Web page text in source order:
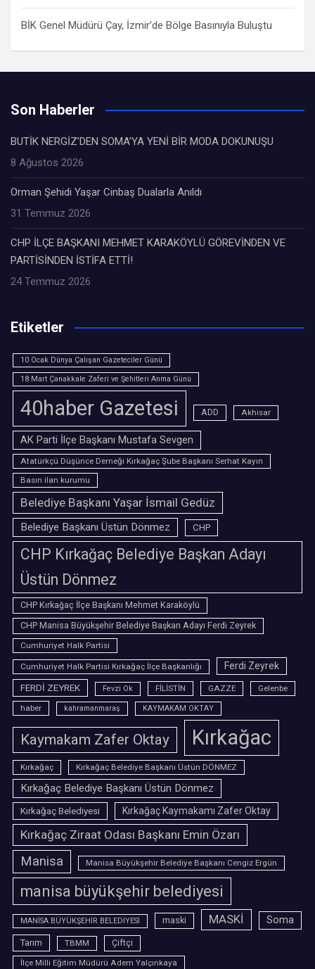
BİK Genel Müdürü Çay, İzmir’de Bölge Basınıyla Buluştu
Son Haberler
BUTİK NERGİZ’DEN SOMA’YA YENİ BİR MODA DOKUNUŞU
8 Ağustos 2026
Orman Şehidi Yaşar Cinbaş Dualarla Anıldı
31 Temmuz 2026
CHP İLÇE BAŞKANI MEHMET KARAKÖYLÜ GÖREVİNDEN VE
PARTİSİNDEN İSTİFA ETTİ!
24 Temmuz 2026
Etiketler
10 Ocak Dünya Çalışan Gazeteciler Günü
18 Mart Çanakkale Zaferi ve Şehitleri Anma Günü
40haber Gazetesi ADD Akhisar
AK Parti İlçe Başkanı Mustafa Sevgen
Atatürkçü Düşünce Derneği Kırkağaç Şube Başkanı Serhat Kayın
Basın ilan kurumu
Belediye Başkanı Yaşar İsmail Gedüz
Belediye Başkanı Üstün Dönmez CHP
CHP Kırkağaç Belediye Başkan Adayı
Üstün Dönmez
CHP Kırkağaç İlçe Başkanı Mehmet Karaköylü
CHP Manisa Büyükşehir Belediye Başkan Adayı Ferdi Zeyrek
Cumhuriyet Halk Partisi
Cumhuriyet Halk Partisi Kırkağaç İlçe Başkanlığı
Ferdi Zeyrek
FERDİ ZEYREK
Fevzi Ok FİLİSTİN GAZZE
Gelenbe
haber
kahramanmaraş KAYMAKAM OKTAY
Kaymakam Zafer Oktay Kırkağac
Kırkağaç Kırkağaç Belediye Başkanı Üstün DÖNMEZ
Kırkağaç Belediye Başkanı Üstün Dönmez
Kırkağaç Belediyesi Kırkağaç Kaymakamı Zafer Oktay
Kırkağaç Ziraat Odası Başkanı Emin Özarı
Manisa Manisa Büyükşehir Belediye Başkanı Cengiz Ergün
manisa büyükşehir belediyesi
MANİSA BÜYÜKŞEHİR BELEDİYESİ maski MASKİ Soma
Tarım TBMM
Çiftçi
İlçe Milli Eğitim Müdürü Adem Yalçınkaya